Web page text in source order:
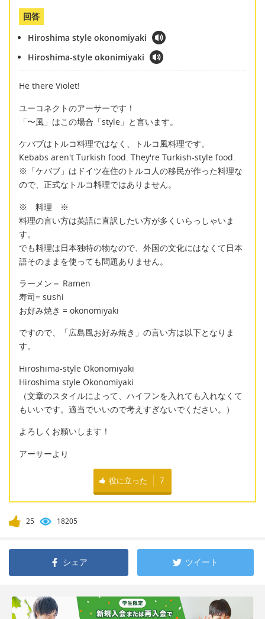
回答
Hiroshima style okonomiyaki
Hiroshima-style okonimiyaki
He there Violet!
ユーコネクトのアーサーです！
「〜風」はこの場合「style」と言います。
ケバブはトルコ料理ではなく、トルコ風料理です。
Kebabs aren't Turkish food. They're Turkish-style food.
※「ケバブ」はドイツ在住のトルコ人の移民が作った料理な
ので、正式なトルコ料理ではありません。
※ 料理 ※
料理の言い方は英語に直訳したい方が多くいらっしゃいま
す。
でも料理は日本独特の物なので、外国の文化にはなくて日本
語そのままを使っても問題ありません。
ラーメン＝ Ramen
寿司= sushi
お好み焼き = okonomiyaki
ですので、「広島風お好み焼き」の言い方は以下となりま
す。
Hiroshima-style Okonomiyaki
Hiroshima style Okonomiyaki
（文章のスタイルによって、ハイフンを入れても入れなくて
もいいです。適当でいいので考えすぎないでください。）
よろしくお願いします！
アーサーより
役に立った 7
25 18205
シェア ツイート